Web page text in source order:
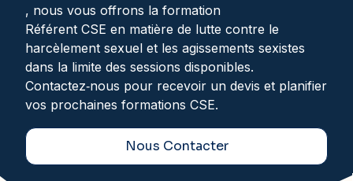
, nous vous offrons la formation
Référent CSE en matière de lutte contre le
harcèlement sexuel et les agissements sexistes
dans la limite des sessions disponibles.
Contactez‑nous pour recevoir un devis et planifier
vos prochaines formations CSE.
Nous Contacter